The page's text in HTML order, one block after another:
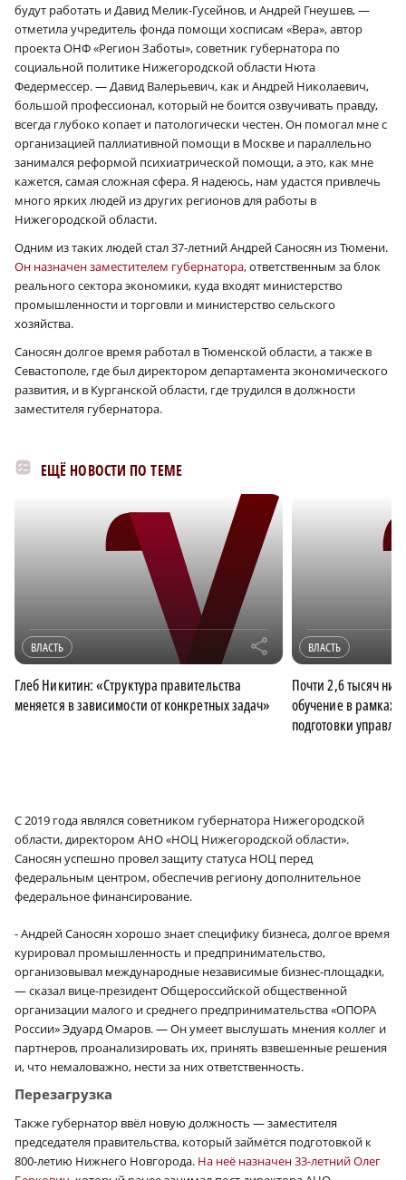
будут работать и Давид Мелик-Гусейнов, и Андрей Гнеушев, —
отметила учредитель фонда помощи хосписам «Вера», автор
проекта ОНФ «Регион Заботы», советник губернатора по
социальной политике Нижегородской области Нюта
Федермессер. — Давид Валерьевич, как и Андрей Николаевич,
большой профессионал, который не боится озвучивать правду,
всегда глубоко копает и патологически честен. Он помогал мне с
организацией паллиативной помощи в Москве и параллельно
занимался реформой психиатрической помощи, а это, как мне
кажется, самая сложная сфера. Я надеюсь, нам удастся привлечь
много ярких людей из других регионов для работы в
Нижегородской области.
Одним из таких людей стал 37-летний Андрей Саносян из Тюмени.
Он назначен заместителем губернатора,ответственным за блок
реального сектора экономики, куда входят министерство
промышленности и торговли и министерство сельского
хозяйства.
Саносян долгое время работал в Тюменской области, а также в
Севастополе, где был директором департамента экономического
развития, и в Курганской области, где трудился в должности
заместителя губернатора.
ЕЩЁ НОВОСТИ ПО ТЕМЕ
ВЛАСТЬ r
Глеб Никитин: «Структура правительства
меняется в зависимости от конкретных задач»
ВЛАСТЬ
Почти 2,6 тысяч
обучение в рамках
подготовки
С 2019 года являлся советником губернатора Нижегородской
области, директором АНО «НОЦ Нижегородской области».
Саносян успешно провел защиту статуса НОЦ перед
федеральным центром, обеспечив региону дополнительное
федеральное финансирование.
- Андрей Саносян хорошо знает специфику бизнеса, долгое время
курировал промышленность и предпринимательство,
организовывал международные независимые бизнес-площадки,
— сказал вице-президент Общероссийской общественной
организации малого и среднего предпринимательства «ОПОРА
России» Эдуард Омаров. — Он умеет выслушать мнения коллег и
партнеров, проанализировать их, принять взвешенные решения
и, что немаловажно, нести за них ответственность.
Перезагрузка
Также губернатор ввёл новую должность — заместителя
председателя правительства, который займётся подготовкой к
800-летию Нижнего Новгорода. На неё назначен 33-летний Олег
×